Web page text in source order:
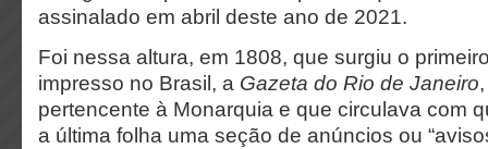
assinalado em abril deste ano de 2021.
Foi nessa altura, em 1808, que surgiu o
impresso no Brasil, a Gazeta do Rio de Janeiro
pertencente à Monarquia e que circulava com
a última folha uma seção de anúncios ou